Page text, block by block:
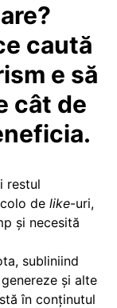
caută
e să
cât de
restul
de like-uri,
și necesită
subliniind
și alte
în conținutul